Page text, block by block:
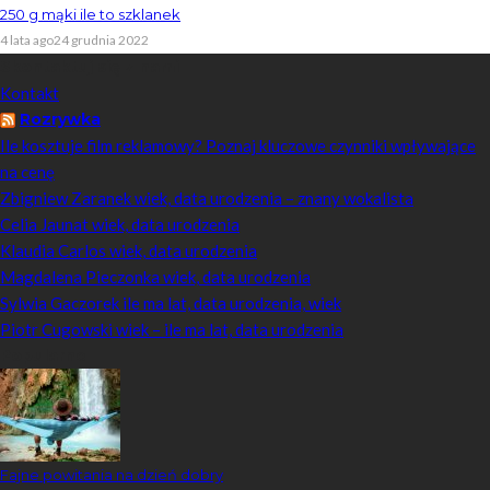
250 g mąki ile to szklanek
4 lata ago24 grudnia 2022
Kontakt
Rozrywka
Ile kosztuje film reklamowy? Poznaj kluczowe czynniki wpływające
na cenę
Zbigniew Zaranek wiek, data urodzenia – znany wokalista
Celia Jaunat wiek, data urodzenia
Klaudia Carlos wiek, data urodzenia
Magdalena Pieczonka wiek, data urodzenia
Sylwia Gaczorek ile ma lat, data urodzenia, wiek
Piotr Cugowski wiek – ile ma lat, data urodzenia
Fajne powitania na dzień dobry